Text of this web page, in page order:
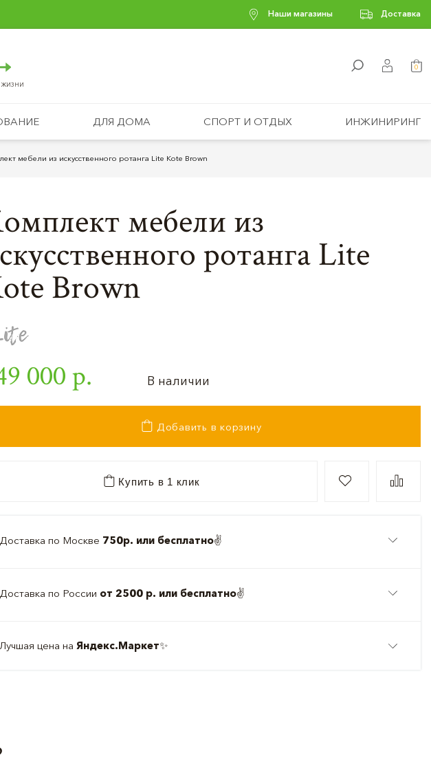
Наши магазины Доставка
ЖИЗНИ
0
ДЛЯ ДОМА СПОРТ И ОТДЫХ ИНЖИНИРИНГ
мебели из искусственного ротанга Lite Kote Brown
мебели из
ротанга Lite
Brown
000 р. В наличии
Добавить в корзину
Купить в 1 клик
Доставка по Москве 750р. или бесплатно✌️
Доставка по России от 2500 р. или бесплатно✌️
Лучшая цена на Яндекс.Маркет✨